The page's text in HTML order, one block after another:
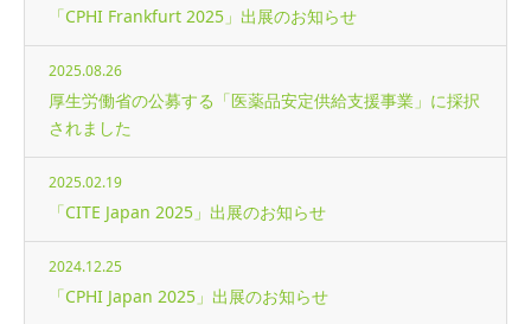
「CPHI Frankfurt 2025」出展のお知らせ
2025.08.26
厚生労働省の公募する「医薬品安定供給支援事業」に採択
されました
2025.02.19
「CITE Japan 2025」出展のお知らせ
2024.12.25
「CPHI Japan 2025」出展のお知らせ